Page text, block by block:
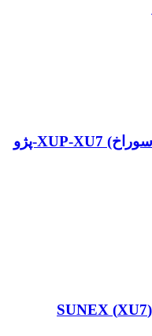
واشر سرسیلندر تعمیری E2 (دو سوراخ) XUP-XU7-پژو
شاتون پژو 405-پژو پارس-سمند (XU7) SUNEX